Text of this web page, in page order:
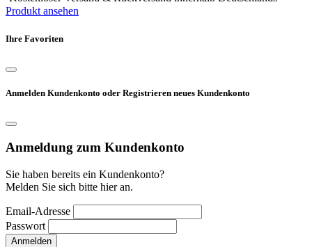
Produkt ansehen
Ihre Favoriten
Anmelden Kundenkonto oder Registrieren neues Kundenkonto
Anmeldung zum Kundenkonto
Sie haben bereits ein Kundenkonto?
Melden Sie sich bitte hier an.
Email-Adresse
Passwort
Anmelden